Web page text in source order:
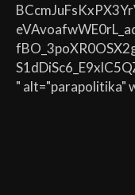
" alt="parapolitika"